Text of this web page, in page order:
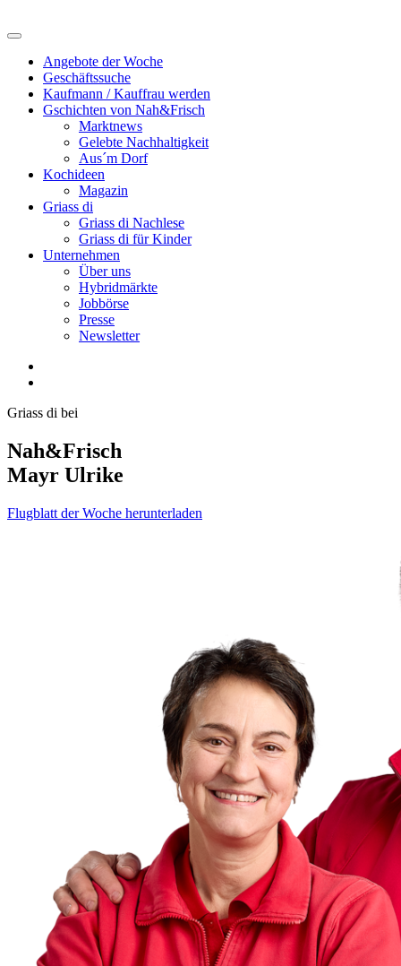
Angebote der Woche
Geschäftssuche
Kaufmann / Kauffrau werden
Gschichten von Nah&Frisch
Marktnews
Gelebte Nachhaltigkeit
Aus´m Dorf
Kochideen
Magazin
Griass di
Griass di Nachlese
Griass di für Kinder
Unternehmen
Über uns
Hybridmärkte
Jobbörse
Presse
Newsletter
Griass di bei
Nah&Frisch
Mayr Ulrike
Flugblatt der Woche herunterladen